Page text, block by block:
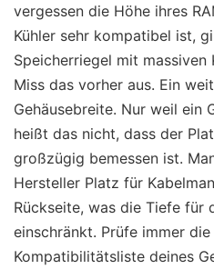
vergessen die Höhe ihres
Kühler sehr kompatibel ist,
Speicherriegel mit massiven
Miss das vorher aus. Ein
Gehäusebreite. Nur weil ein
heißt das nicht, dass der
großzügig bemessen ist.
Hersteller Platz für
Rückseite, was die Tiefe für
einschränkt. Prüfe immer
Kompatibilitätsliste deines